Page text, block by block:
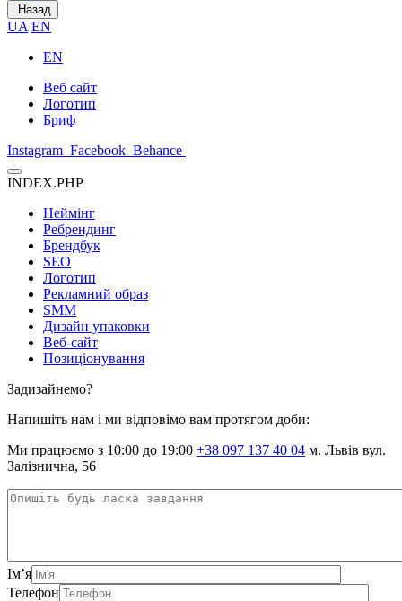
Назад
UA EN
EN
Веб сайт
Логотип
Бриф
Instagram Facebook Behance
INDEX.PHP
Неймінг
Ребрендинг
Брендбук
SEO
Логотип
Рекламний образ
SMM
Дизайн упаковки
Веб-сайт
Позиціонування
Задизайнемо?
Напишіть нам і ми відповімо вам протягом доби:
Ми працюємо з 10:00 до 19:00 +38 097 137 40 04 м. Львів вул.
Залізнична, 56
Ім’я
Телефон